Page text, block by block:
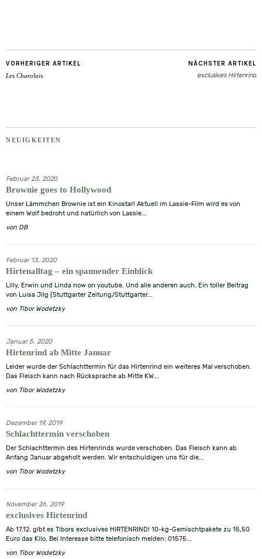
VORHERIGER ARTIKEL
Les Charolais.
NÄCHSTER ARTIKEL
exclusives Hirtenrind
NEUIGKEITEN
Februar 23, 2020
Brownie goes to Hollywood
Unser Lämmchen Brownie ist ein Kinostar! Aktuell im Lassie-Film wird es von
einem Wolf bedroht und natürlich von Lassie...
von DB
Februar 13, 2020
Hirtenalltag – ein spannender Einblick
Lilly, Erwin und Linda now on youtube. Und alle anderen auch. Ein toller Beitrag
von Luisa Jilg (Stuttgarter Zeitung/Stuttgarter...
von Tibor Wodetzky
Januar 5, 2020
Hirtenrind ab Mitte Januar
Leider wurde der Schlachttermin für das Hirtenrind ein weiteres Mal verschoben.
Das Fleisch kann nach Rücksprache ab Mitte KW...
von Tibor Wodetzky
Dezember 19, 2019
Schlachttermin verschoben
Der Schlachttermin des Hirtenrinds wurde verschoben. Das Fleisch kann ab
Anfang Januar abgeholt werden. Wir entschuldigen uns für die...
von Tibor Wodetzky
November 26, 2019
exclusives Hirtenrind
Ab 17.12. gibt es Tibors exclusives HIRTENRIND! 10-kg-Gemischtpakete zu 15,50
Euro das Kilo. Bei Interesse bitte telefonisch melden: 01575...
von Tibor Wodetzky